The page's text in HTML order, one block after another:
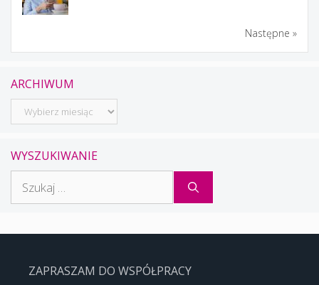
Następne »
ARCHIWUM
Archiwum
WYSZUKIWANIE
ZAPRASZAM DO WSPÓŁPRACY